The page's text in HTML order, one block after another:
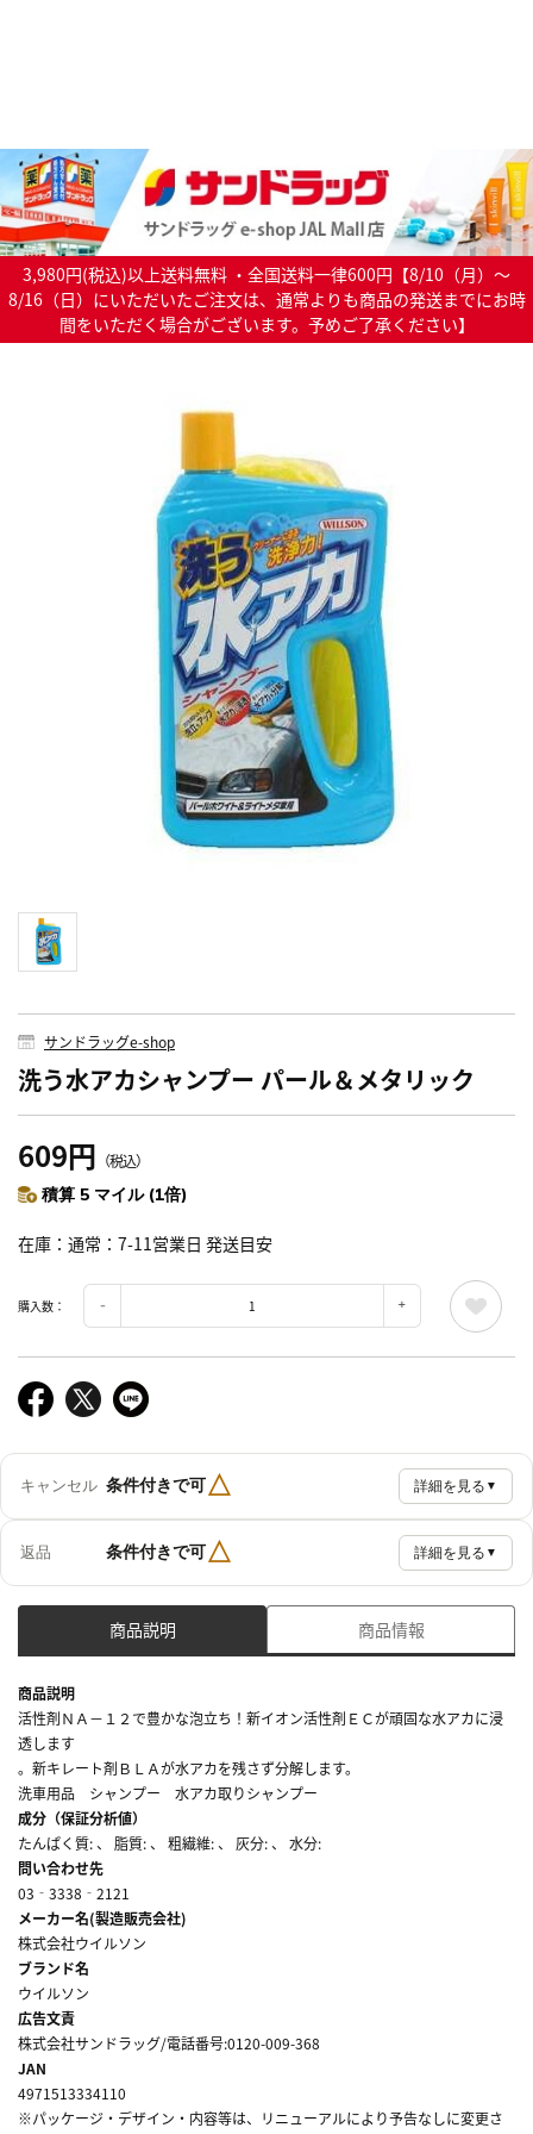
3,980円(税込)以上送料無料 ・全国送料一律600円【8/10（月）～
8/16（日）にいただいたご注文は、通常よりも商品の発送までにお時
間をいただく場合がございます。予めご了承ください】
サンドラッグe-shop
洗う水アカシャンプー パール＆メタリック
609円 （税込）
積算 5 マイル (1倍)
在庫 通常：7-11営業日 発送目安
購入数：
キャンセル 条件付きで可△ 詳細を見る ▼
返品 条件付きで可△ 詳細を見る ▼
商品説明 商品情報
商品説明
活性剤ＮＡ－１２で豊かな泡立ち！新イオン活性剤ＥＣが頑固な水アカに浸
透します
。新キレート剤ＢＬＡが水アカを残さず分解します。
洗車用品 シャンプー 水アカ取りシャンプー
成分（保証分析値）
たんぱく質: 、 脂質: 、 粗繊維: 、 灰分: 、 水分:
問い合わせ先
03‐3338‐2121
メーカー名(製造販売会社)
株式会社ウイルソン
ブランド名
ウイルソン
広告文責
株式会社サンドラッグ/電話番号:0120-009-368
JAN
4971513334110
※パッケージ・デザイン・内容等は、リニューアルにより予告なしに変更さ